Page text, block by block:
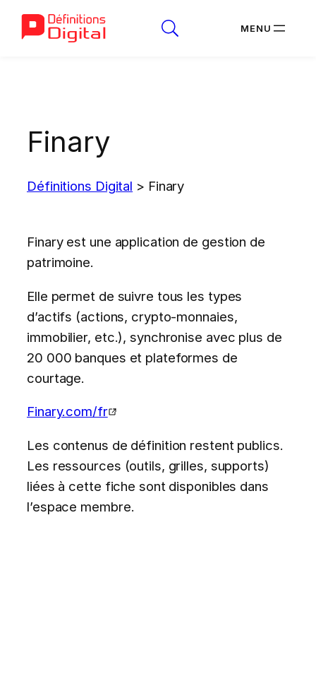
Finary
Définitions Digital > Finary
Finary est une application de gestion de
patrimoine.
Elle permet de suivre tous les types
d’actifs (actions, crypto-monnaies,
immobilier, etc.), synchronise avec plus de
20 000 banques et plateformes de
courtage.
Finary.com/fr
Les contenus de définition restent publics.
Les ressources (outils, grilles, supports)
liées à cette fiche sont disponibles dans
l’espace membre.